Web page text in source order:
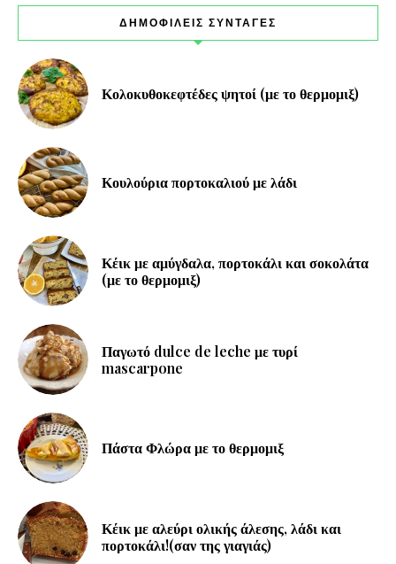
ΔΗΜΟΦΙΛΕΙΣ ΣΥΝΤΑΓΕΣ
Κολοκυθοκεφτέδες ψητοί (με το θερμομιξ)
Κουλούρια πορτοκαλιού με λάδι
Κέικ με αμύγδαλα, πορτοκάλι και σοκολάτα
(με το θερμομιξ)
Παγωτό dulce de leche με τυρί
mascarpone
Πάστα Φλώρα με το θερμομιξ
Κέικ με αλεύρι ολικής άλεσης, λάδι και
πορτοκάλι!(σαν της γιαγιάς)